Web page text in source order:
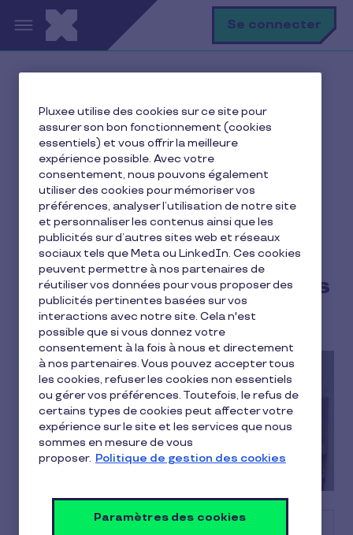
Aller au contenu principal Se connecter
Je me restaure
Le titre-restaurant : un avantage social pour les
salariés les plus modestes
Le titre-restaurant : un
avantage social pour les
salariés les plus modestes
2 min de lecture 29 octobre 2015
Pluxee utilise des cookies sur ce site pour
assurer son bon fonctionnement (cookies
essentiels) et vous offrir la meilleure
expérience possible. Avec votre
consentement, nous pouvons également
utiliser des cookies pour mémoriser vos
préférences, analyser l’utilisation de notre site
et personnaliser les contenus ainsi que les
publicités sur d’autres sites web et réseaux
sociaux tels que Meta ou LinkedIn. Ces cookies
peuvent permettre à nos partenaires de
réutiliser vos données pour vous proposer des
publicités pertinentes basées sur vos
interactions avec notre site. Cela n'est
possible que si vous donnez votre
consentement à la fois à nous et directement
à nos partenaires. Vous pouvez accepter tous
les cookies, refuser les cookies non essentiels
ou gérer vos préférences. Toutefois, le refus de
certains types de cookies peut affecter votre
expérience sur le site et les services que nous
sommes en mesure de vous
proposer. Politique de gestion des cookies
Paramètres des cookies